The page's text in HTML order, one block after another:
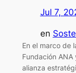
Jul 7,
en
En el marco de
Fundación
alianza